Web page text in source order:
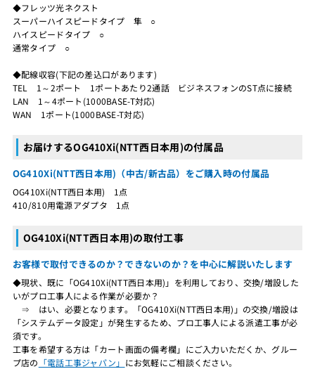
◆フレッツ光ネクスト
スーパーハイスピードタイプ 隼 ○
ハイスピードタイプ ○
通常タイプ ○
◆配線収容(下記の差込口があります)
TEL 1～2ポート 1ポートあたり2通話 ビジネスフォンのST点に接続
LAN 1～4ポート(1000BASE-T対応)
WAN 1ポート(1000BASE-T対応)
お届けするOG410Xi(NTT西日本用)の付属品
OG410Xi(NTT西日本用)（中古/新古品）をご購入時の付属品
OG410Xi(NTT西日本用) 1点
410/810用電源アダプタ 1点
OG410Xi(NTT西日本用)の取付工事
お客様で取付できるのか？できないのか？を中心に解説いたします
◆現状、既に「OG410Xi(NTT西日本用)」を利用しており、交換/増設した
いがプロ工事人による作業が必要か？
⇒ はい、必要となります。「OG410Xi(NTT西日本用)」の交換/増設は
「システムデータ設定」が発生するため、プロ工事人による派遣工事が必
須です。
工事を希望する方は「カート画面の備考欄」にご入力いただくか、グルー
プ店の 「電話工事ジャパン」 にお気軽にご相談ください。